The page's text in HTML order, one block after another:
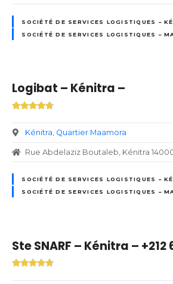
SOCIÉTÉ DE SERVICES LOGISTIQUES –
SOCIÉTÉ DE SERVICES LOGISTIQUES –
Logibat – Kénitra –
Kénitra Quartier Maamora
Rue Abdelaziz Boutaleb, Kénitra
SOCIÉTÉ DE SERVICES LOGISTIQUES –
SOCIÉTÉ DE SERVICES LOGISTIQUES –
Ste SNARF – Kénitra –